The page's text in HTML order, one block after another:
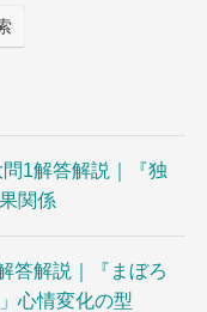
1解答解説｜『独
関係
答解説｜『まぼろ
心情変化の型